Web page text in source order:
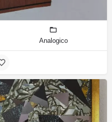
Analogico